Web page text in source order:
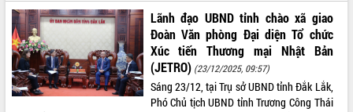
Lễ truy điệu và an táng hài cốt liệt sĩ
tại Nghĩa trang Liệt sĩ xã Sơn Hòa
Bàn giải pháp tháo gỡ khó khăn trong
xuất khẩu sầu riêng và triển khai quy
định EUDR
Thứ trưởng Bộ Nông nghiệp và Môi
Tất cả: 66112177
Lãnh đạo UBND tỉnh chào xã giao
Đoàn Văn phòng Đại diện Tổ chức
Xúc tiến Thương mại Nhật Bản
(JETRO) (23/12/2025, 09:57)
Sáng 23/12, tại Trụ sở UBND tỉnh Đắk Lắk,
Phó Chủ tịch UBND tỉnh Trương Công Thái